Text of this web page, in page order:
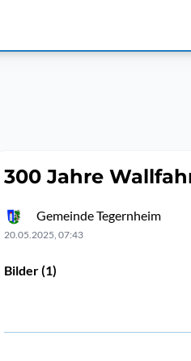
300 Jahre
Gemeinde Tegernheim
20.05.2025, 07:43
Bilder (1)